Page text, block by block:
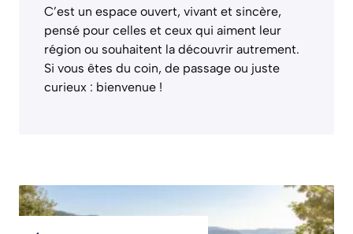
C’est un espace ouvert, vivant et sincère,
pensé pour celles et ceux qui aiment leur
région ou souhaitent la découvrir autrement.
Si vous êtes du coin, de passage ou juste
curieux : bienvenue !